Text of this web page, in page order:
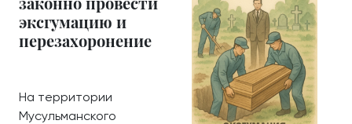
эксгумацию и
перезахоронение
На территории
Мусульманского